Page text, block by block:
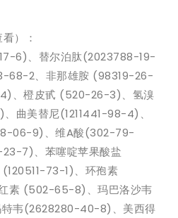
）：
6)、替尔泊肽(2023788-19-
68-2、非那雄胺 (98319-26-
、橙皮甙 (520-26-3)、氢溴
曲美替尼(1211441-98-4)、
06-9)、维A酸(302-79-
7)、苯噻啶苹果酸盐
73-1)、环孢素
素 (502-65-8)、玛巴洛沙韦
韦(2628280-40-8)、美西得